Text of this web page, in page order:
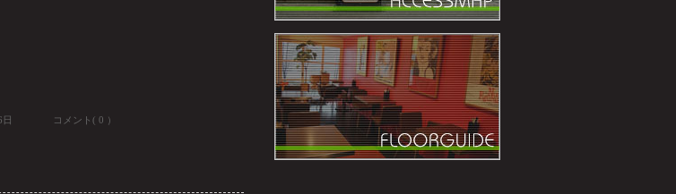
コメント( 0 ）